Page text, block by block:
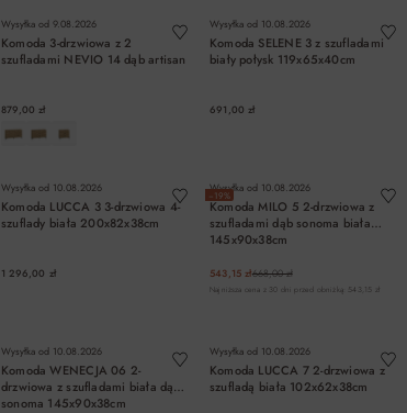
Wysyłka od 9.08.2026
Komoda 3-drzwiowa z 2
szufladami NEVIO 14 dąb artisan
879,00 zł
Wysyłka od 10.08.2026
Komoda SELENE 3 z szufladami
biały połysk 119x65x40cm
691,00 zł
Wysyłka od 10.08.2026
Komoda LUCCA 3 3-drzwiowa 4-
szuflady biała 200x82x38cm
1 296,00 zł
−19%
Wysyłka od 10.08.2026
Komoda MILO 5 2-drzwiowa z
szufladami dąb sonoma biała
145x90x38cm
543,15 zł668,00 zł
Najniższa cena z 30 dni przed obniżką: 543,15 zł
Wysyłka od 10.08.2026
Komoda WENECJA 06 2-
drzwiowa z szufladami biała dąb
sonoma 145x90x38cm
Wysyłka od 10.08.2026
Komoda LUCCA 7 2-drzwiowa z
szufladą biała 102x62x38cm